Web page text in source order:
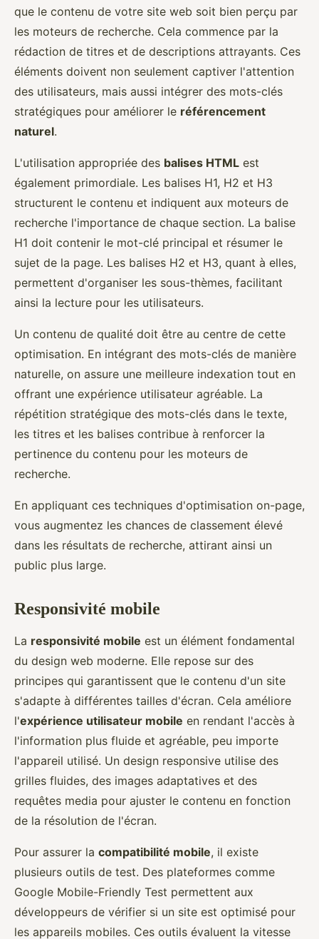
que le contenu de votre site web soit bien perçu par
les moteurs de recherche. Cela commence par la
rédaction de titres et de descriptions attrayants. Ces
éléments doivent non seulement captiver l'attention
des utilisateurs, mais aussi intégrer des mots-clés
stratégiques pour améliorer le référencement
naturel.
L'utilisation appropriée des balises HTML est
également primordiale. Les balises H1, H2 et H3
structurent le contenu et indiquent aux moteurs de
recherche l'importance de chaque section. La balise
H1 doit contenir le mot-clé principal et résumer le
sujet de la page. Les balises H2 et H3, quant à elles,
permettent d'organiser les sous-thèmes, facilitant
ainsi la lecture pour les utilisateurs.
Un contenu de qualité doit être au centre de cette
optimisation. En intégrant des mots-clés de manière
naturelle, on assure une meilleure indexation tout en
offrant une expérience utilisateur agréable. La
répétition stratégique des mots-clés dans le texte,
les titres et les balises contribue à renforcer la
pertinence du contenu pour les moteurs de
recherche.
En appliquant ces techniques d'optimisation on-page,
vous augmentez les chances de classement élevé
dans les résultats de recherche, attirant ainsi un
public plus large.
Responsivité mobile
La responsivité mobile est un élément fondamental
du design web moderne. Elle repose sur des
principes qui garantissent que le contenu d'un site
s'adapte à différentes tailles d'écran. Cela améliore
l'expérience utilisateur mobile en rendant l'accès à
l'information plus fluide et agréable, peu importe
l'appareil utilisé. Un design responsive utilise des
grilles fluides, des images adaptatives et des
requêtes media pour ajuster le contenu en fonction
de la résolution de l'écran.
Pour assurer la compatibilité mobile, il existe
plusieurs outils de test. Des plateformes comme
Google Mobile-Friendly Test permettent aux
développeurs de vérifier si un site est optimisé pour
les appareils mobiles. Ces outils évaluent la vitesse